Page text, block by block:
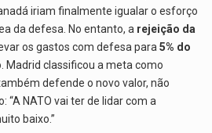
iriam finalmente igualar o esforço
da defesa. No entanto, a rejeição da
os gastos com defesa para 5% do
Madrid classificou a meta como
defende o novo valor, não
“A NATO vai ter de lidar com a
baixo.”